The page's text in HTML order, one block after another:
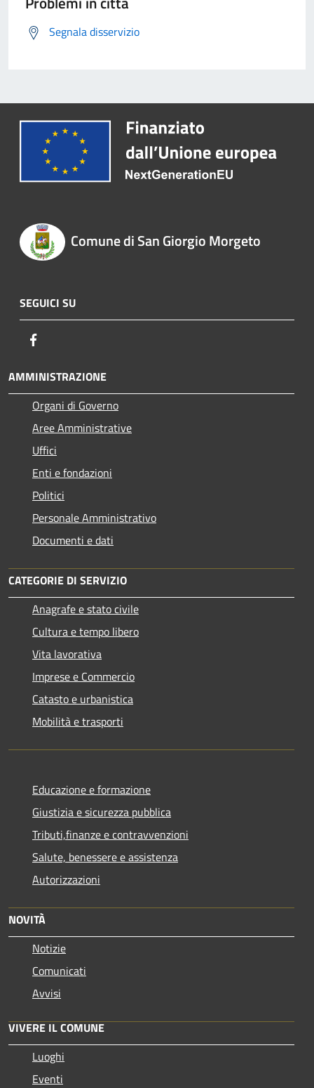
Segnala disservizio
Comune di San Giorgio Morgeto
SEGUICI SU
AMMINISTRAZIONE
Organi di Governo
Aree Amministrative
Uffici
Enti e fondazioni
Politici
Personale Amministrativo
Documenti e dati
CATEGORIE DI SERVIZIO
Anagrafe e stato civile
Cultura e tempo libero
Vita lavorativa
Imprese e Commercio
Catasto e urbanistica
Mobilità e trasporti
Educazione e formazione
Giustizia e sicurezza pubblica
Tributi,finanze e contravvenzioni
Salute, benessere e assistenza
Autorizzazioni
NOVITÀ
Notizie
Comunicati
Avvisi
VIVERE IL COMUNE
Luoghi
Eventi